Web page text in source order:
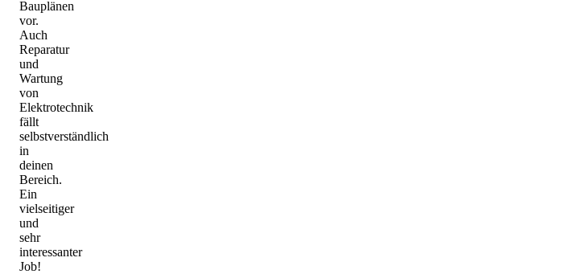
Bauplänen
vor.
Auch
Reparatur
und
Wartung
von
Elektrotechnik
fällt
selbstverständlich
in
deinen
Bereich.
Ein
vielseitiger
und
sehr
interessanter
Job!